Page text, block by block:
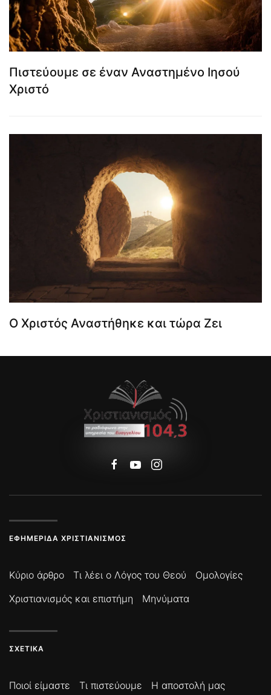
Πιστεύουμε σε έναν Αναστημένο Ιησού
Χριστό
Ο Χριστός Αναστήθηκε και τώρα Ζει
ΕΦΗΜΕΡΊΔΑ ΧΡΙΣΤΙΑΝΙΣΜΌΣ
Κύριο άρθρο Τι λέει ο Λόγος του Θεού
Ομολογίες
Χριστιανισμός και επιστήμη
Μηνύματα
ΣΧΕΤΙΚΆ
Ποιοί είμαστε Τι πιστεύουμε Η αποστολή μας